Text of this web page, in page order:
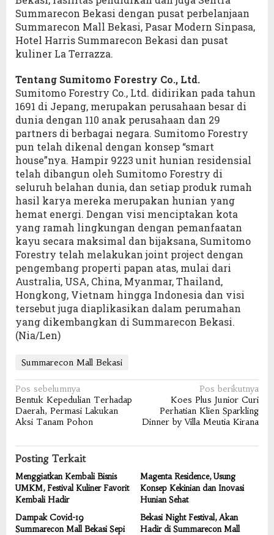
Summarecon Bekasi dengan pusat perbelanjaan
Summarecon Mall Bekasi, Pasar Modern Sinpasa,
Hotel Harris Summarecon Bekasi dan pusat
kuliner La Terrazza.
Tentang Sumitomo Forestry Co., Ltd.
Sumitomo Forestry Co., Ltd. didirikan pada tahun
1691 di Jepang, merupakan perusahaan besar di
dunia dengan 110 anak perusahaan dan 29
partners di berbagai negara. Sumitomo Forestry
pun telah dikenal dengan konsep “smart
house”nya. Hampir 9223 unit hunian residensial
telah dibangun oleh Sumitomo Forestry di
seluruh belahan dunia, dan setiap produk rumah
hasil karya mereka merupakan hunian yang
hemat energi. Dengan visi menciptakan kota
yang ramah lingkungan dengan pemanfaatan
kayu secara maksimal dan bijaksana, Sumitomo
Forestry telah melakukan joint project dengan
pengembang properti papan atas, mulai dari
Australia, USA, China, Myanmar, Thailand,
Hongkong, Vietnam hingga Indonesia dan visi
tersebut juga diaplikasikan dalam perumahan
yang dikembangkan di Summarecon Bekasi.
(Nia/Len)
Summarecon Mall Bekasi
Navigasi
pos
Pos sebelumnya
Bentuk Kepedulian Terhadap
Daerah, Permasi Lakukan
Aksi Tanam Pohon
Pos berikutnya
Koes Plus Junior Curi
Perhatian Klien Sparkling
Dinner by Villa Meutia Kirana
Posting Terkait
Menggiatkan Kembali Bisnis
UMKM, Festival Kuliner Favorit
Kembali Hadir
Magenta Residence, Usung
Konsep Kekinian dan Inovasi
Hunian Sehat
Dampak Covid-19
Summarecon Mall Bekasi Sepi
Bekasi Night Festival, Akan
Hadir di Summarecon Mall